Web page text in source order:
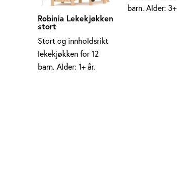
Robinia Lekekjøkken
stort
Stort og innholdsrikt
lekekjøkken for 12
barn. Alder: 1+ år.
barn. Alder: 3+